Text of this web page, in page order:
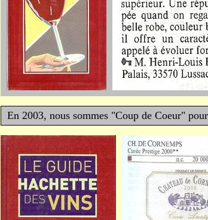
En 2003, nous sommes "Coup de Coeur"